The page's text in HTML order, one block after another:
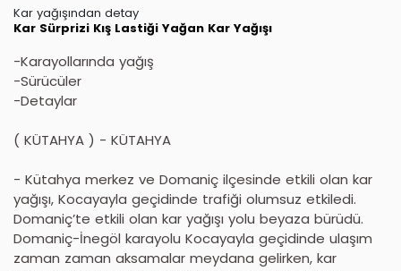
Kar yağışından detay
Kar Sürprizi Kış Lastiği Yağan Kar Yağışı
-Karayollarında yağış
-Sürücüler
-Detaylar
( KÜTAHYA ) - KÜTAHYA
- Kütahya merkez ve Domaniç ilçesinde etkili olan kar
yağışı, Kocayayla geçidinde trafiği olumsuz etkiledi.
Domaniç’te etkili olan kar yağışı yolu beyaza bürüdü.
Domaniç-İnegöl karayolu Kocayayla geçidinde ulaşım
zaman zaman aksamalar meydana gelirken, kar